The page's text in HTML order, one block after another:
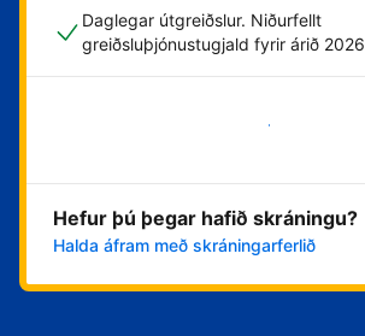
Daglegar útgreiðslur. Niðurfellt
greiðsluþjónustugjald fyrir árið 2026
Byrja núna
Hefur þú þegar hafið skráningu?
Halda áfram með skráningarferlið